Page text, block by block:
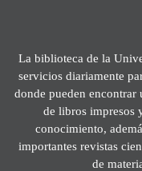
La biblioteca de la
servicios diariamente
donde pueden encontrar
de libros impresos
conocimiento,
importantes revistas
de